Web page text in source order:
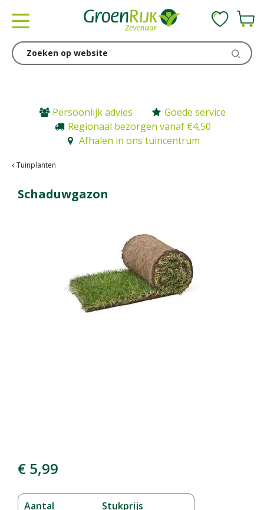
Persoonlijk advies
Goede service
Regionaal bezorgen vanaf €4,50
Afhalen in ons tuincentrum
Tuinplanten
Schaduwgazon
€ 5,99
Aantal
Stukprijs